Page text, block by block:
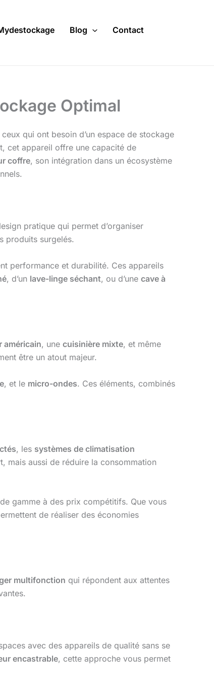
Blog Contact
Optimal
qui ont besoin d’un espace de stockage
cet appareil offre une capacité de
coffre, son intégration dans un écosystème
pratique qui permet d’organiser
produits surgelés.
performance et durabilité. Ces appareils
, d’un lave-linge séchant, ou d’une cave à
américain, une cuisinière mixte, et même
être un atout majeur.
, et le micro-ondes. Ces éléments, combinés
, les systèmes de climatisation
mais aussi de réduire la consommation
gamme à des prix compétitifs. Que vous
de réaliser des économies
multifonction qui répondent aux attentes
avec des appareils de qualité sans se
encastrable, cette approche vous permet